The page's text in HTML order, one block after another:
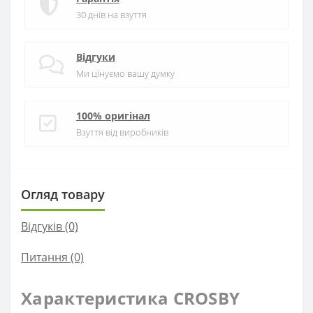
30 днів на взуття
Відгуки
Ми цінуємо вашу думку
100% оригінал
Взуття від виробників
Огляд товару
Відгуків (0)
Питання (0)
Характеристика CROSBY